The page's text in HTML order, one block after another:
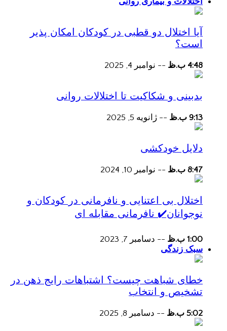
آیا اختلال دو قطبی در کودکان امکان پذیر
است؟
4:48 ب.ظ -- نوامبر 4, 2025
بدبینی و شکاکیت تا اختلالات روانی
9:13 ب.ظ -- ژانویه 5, 2025
دلایل خودکشی
8:47 ب.ظ -- نوامبر 10, 2024
اختلال بی اعتنایی و نافرمانی در کودکان و
نوجوانان✔️ نافرمانی مقابله ای
1:00 ب.ظ -- دسامبر 7, 2023
سبک زندگی
خطای شباهت چیست؟ اشتباهات رایج ذهن در
تشخیص و انتخاب
5:02 ب.ظ -- دسامبر 8, 2025